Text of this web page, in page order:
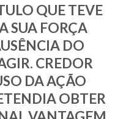
QUE TEVE
SUA FORÇA
DO
CREDOR
DA AÇÃO
OBTER